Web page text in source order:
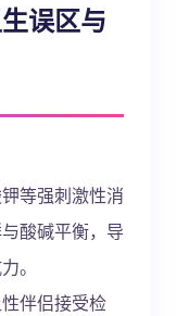
误区与
等强刺激性消
酸碱平衡，导
。
伴侣接受检